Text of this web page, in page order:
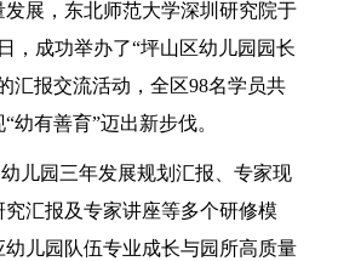
展，东北师范大学深圳研究院于
，成功举办了“坪山区幼儿园园长
汇报交流活动，全区98名学员共
幼有善育”迈出新步伐。
儿园三年发展规划汇报、专家现
汇报及专家讲座等多个研修模
儿园队伍专业成长与园所高质量